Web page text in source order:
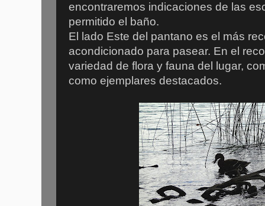
encontraremos indicaciones de las
permitido el baño.
El lado Este del pantano es el más
acondicionado para pasear. En el
variedad de flora y fauna del lugar,
como ejemplares destacados.